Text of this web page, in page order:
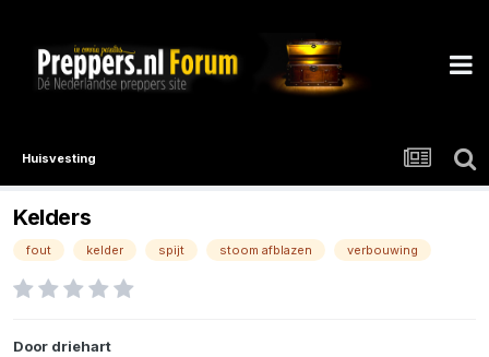
Huisvesting
Kelders
fout kelder spijt stoom afblazen verbouwing
Door driehart